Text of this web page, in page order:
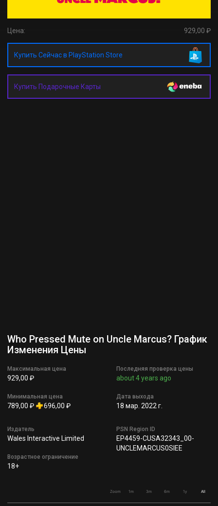
Цена: 929,00 ₽
Купить Сейчас в PlayStation Store
Купить Подарочные Карты
Who Pressed Mute on Uncle Marcus? График
Изменения Цены
Максимальная цена
929,00 ₽
Минимальная цена
789,00 ₽ 696,00 ₽
Последняя проверка цены
about 4 years ago
Дата выхода
18 мар. 2022 г.
Издатель
Wales Interactive Limited
Возрастное ограничение
18+
PSN Region ID
EP4459-CUSA32343_00-
UNCLEMARCUS0SIEE
Zoom 1m 3m 6m 1y All